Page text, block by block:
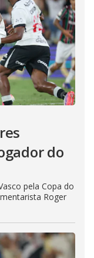
do
pela Copa do
Roger